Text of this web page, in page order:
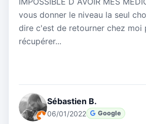
vous donner le niveau la seul
dire c'est de retourner chez moi
récupérer...
Sébastien B.
06/01/2022 Google